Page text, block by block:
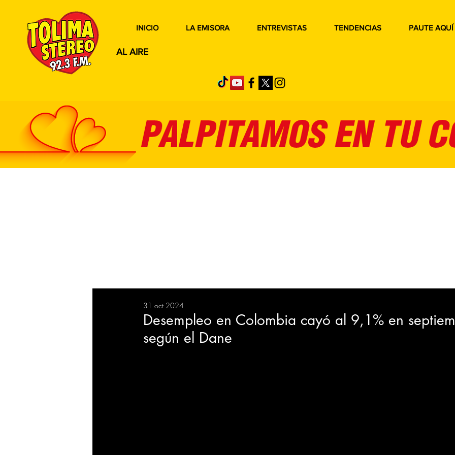
AL AIRE
INICIO LA EMISORA ENTREVISTAS TENDENCIAS PAUTE AQUÍ
BIENESTAR EVENTOS
EMPRESAS
Desempleo en Colombia cayó al 9,1% en
según el Dane
31 oct 2024